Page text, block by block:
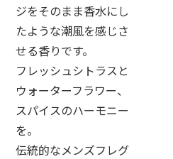
ジをそのまま香水にし
たような潮風を感じさ
せる香りです。
フレッシュシトラスと
ウォーターフラワー、
スパイスのハーモニー
を。
伝統的なメンズフレグ